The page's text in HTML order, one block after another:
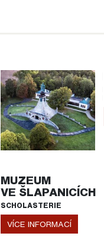
MUZEUM
VE ŠLAPANICÍCH
SCHOLASTERIE
VÍCE INFORMACÍ